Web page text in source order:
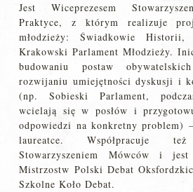
Jest Wiceprezesem
Praktyce, z którym realizuje
młodzieży: Świadkowie Historii,
Krakowski Parlament Młodzieży.
budowaniu postaw
rozwijaniu umiejętności dyskusji i
(np. Sobieski Parlament,
wcielają się w posłów i
odpowiedzi na konkretny problem)
laureatce. Współpracuje
Stowarzyszeniem Mówców i
Mistrzostw Polski Debat
Szkolne Koło Debat.